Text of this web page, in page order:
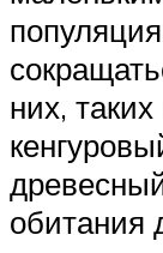
них,
обитания